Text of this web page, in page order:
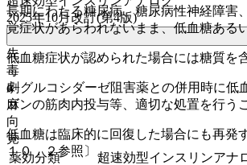
長期にわたる糖尿病、糖尿病性神経障害
覚症状があらわれないまま、低血糖ある
低血糖症状が認められた場合には糖質を
α−グルコシダーゼ阻害薬との併用時に低
ゴンの筋肉内投与等、適切な処置を行う
低血糖は臨床的に回復した場合にも再発
１０．２参照〕。
2025年10月改訂(第4版)
先
毒
劇
麻
向
覚
薬効分類
超速効型インスリンアナ